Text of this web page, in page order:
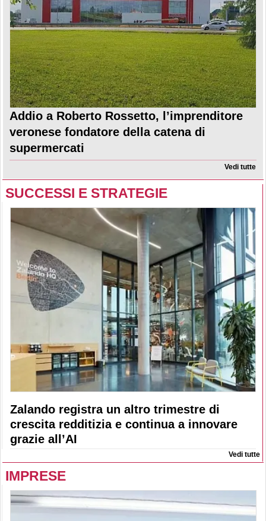
Addio a Roberto Rossetto, l’imprenditore
veronese fondatore della catena di
supermercati
Vedi tutte
SUCCESSI E STRATEGIE
Zalando registra un altro trimestre di
crescita redditizia e continua a innovare
grazie all’AI
Vedi tutte
IMPRESE